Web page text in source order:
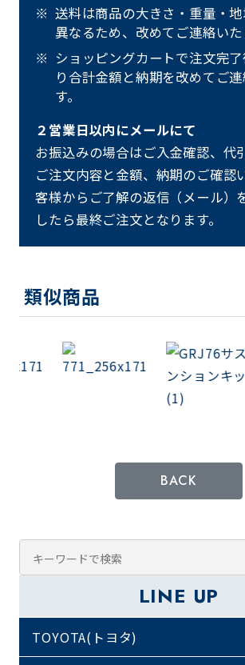
送料は商品の大きさ・重量・
異なるため、改めてご連絡いた
ショッピングカートで注文完
り合計金額と納期を改めてご
す。
２営業日以内にメールにて
お振込みの場合はご入金確認、代
ご注文内容と金額、納期のご確認
客様からご了解の返信（メール）
したら最終ご注文となります。
類似商品
BACK
LINE UP
TOYOTA(トヨタ)